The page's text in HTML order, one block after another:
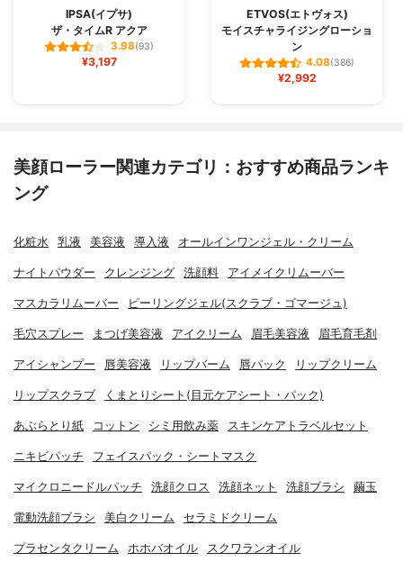
IPSA(イプサ)
ザ・タイムR アクア
3.98(93)
¥3,197
ETVOS(エトヴォス)
モイスチャライジングローショ
ン
4.08(386)
¥2,992
美顔ローラー関連カテゴリ：おすすめ商品ランキ
ング
化粧水 乳液 美容液 導入液 オールインワンジェル・クリーム
ナイトパウダー クレンジング 洗顔料 アイメイクリムーバー
マスカラリムーバー ピーリングジェル(スクラブ・ゴマージュ)
毛穴スプレー まつげ美容液 アイクリーム 眉毛美容液 眉毛育毛剤
アイシャンプー 唇美容液 リップバーム 唇パック リップクリーム
リップスクラブ くまとりシート(目元ケアシート・パック)
あぶらとり紙 コットン シミ用飲み薬 スキンケアトラベルセット
ニキビパッチ フェイスパック・シートマスク
マイクロニードルパッチ 洗顔クロス 洗顔ネット 洗顔ブラシ 繭玉
電動洗顔ブラシ 美白クリーム セラミドクリーム
プラセンタクリーム ホホバオイル スクワランオイル